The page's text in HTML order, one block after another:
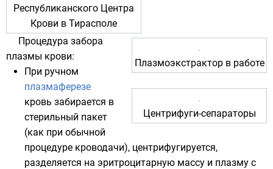
Республиканского Центра
Крови в Тирасполе
Плазмоэкстрактор в работе
Центрифуги-сепараторы
Процедура забора
плазмы крови:
При ручном
плазмаферезе
кровь забирается в
стерильный пакет
(как при обычной
процедуре кроводачи), центрифугируется,
разделяется на эритроцитарную массу и плазму с